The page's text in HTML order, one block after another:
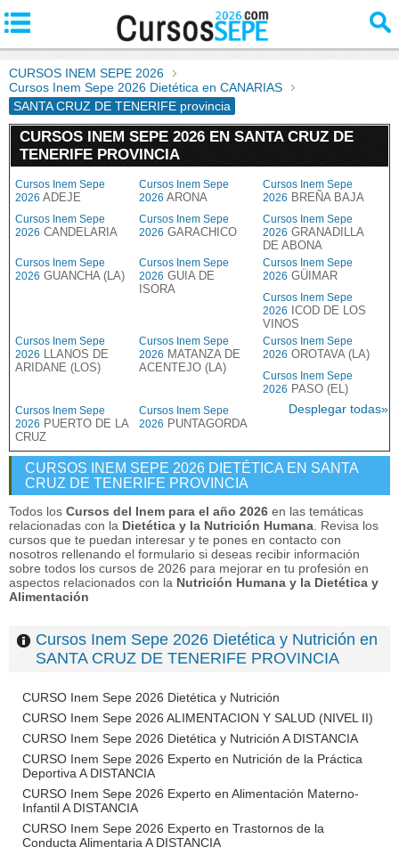
CURSOS INEM SEPE 2026
Cursos Inem Sepe 2026 Dietética en CANARIAS
SANTA CRUZ DE TENERIFE provincia
CURSOS INEM SEPE 2026 EN SANTA CRUZ DE
TENERIFE PROVINCIA
Cursos Inem Sepe
2026 ADEJE
Cursos Inem Sepe
2026 ARONA
Cursos Inem Sepe
2026 BREÑA BAJA
Cursos Inem Sepe
2026 CANDELARIA
Cursos Inem Sepe
2026 GARACHICO
Cursos Inem Sepe
2026 GRANADILLA
DE ABONA
Cursos Inem Sepe
2026 GUANCHA (LA)
Cursos Inem Sepe
2026 GUIA DE
ISORA
Cursos Inem Sepe
2026 GÜIMAR
Cursos Inem Sepe
2026
ICOD DE LOS
VINOS
Cursos Inem Sepe
2026 LLANOS DE
ARIDANE (LOS)
Cursos Inem Sepe
2026 MATANZA DE
ACENTEJO (LA)
Cursos Inem Sepe
2026 OROTAVA (LA)
Cursos Inem Sepe
2026 PASO (EL)
Cursos Inem Sepe
2026 PUERTO DE LA
CRUZ
Cursos Inem Sepe
2026 PUNTAGORDA
Desplegar todas»
CURSOS INEM SEPE 2026 DIETÉTICA EN SANTA
CRUZ DE TENERIFE PROVINCIA
Todos los Cursos del Inem para el año 2026 en las temáticas
relacionadas con la Dietética y la Nutrición Humana . Revisa los
cursos que te puedan interesar y te pones en contacto con
nosotros rellenando el formulario si deseas recibir información
sobre todos los cursos de 2026 para mejorar en tu profesión en
aspectos relacionados con la Nutrición Humana y la Dietética y
Alimentación
Cursos Inem Sepe 2026 Dietética y Nutrición en
SANTA CRUZ DE TENERIFE PROVINCIA
CURSO Inem Sepe 2026 Dietética y Nutrición
CURSO Inem Sepe 2026 ALIMENTACION Y SALUD (NIVEL II)
CURSO Inem Sepe 2026 Dietética y Nutrición A DISTANCIA
CURSO Inem Sepe 2026 Experto en Nutrición de la Práctica
Deportiva A DISTANCIA
CURSO Inem Sepe 2026 Experto en Alimentación Materno-
Infantil A DISTANCIA
CURSO Inem Sepe 2026 Experto en Trastornos de la
Conducta Alimentaria A DISTANCIA